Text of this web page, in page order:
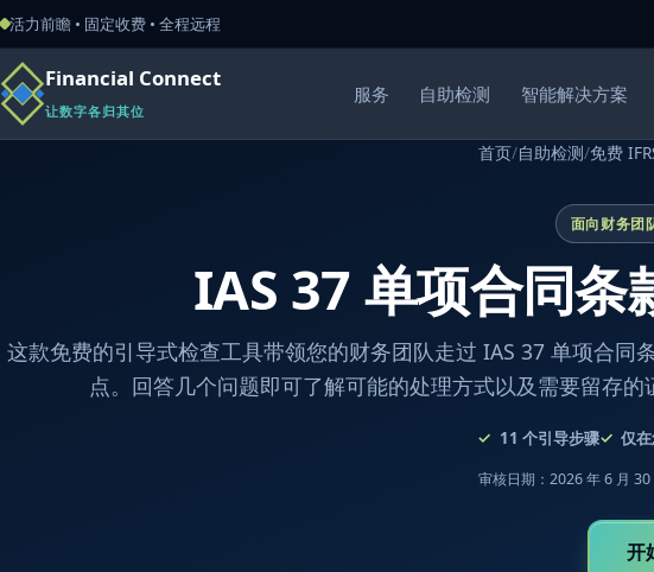
活力前瞻 • 固定收费 • 全程远程
Financial Connect
让数字各归其位
服务 自助检测 智能解决方案
首页/自助检测/免费
面向财务团
IAS 37 单项合同条
这款免费的引导式检查工具带领您的财务团队走过 IAS 37 单项合同
点。回答几个问题即可了解可能的处理方式以及需要留存的
11 个引导步骤 仅
审核日期：2026 年 6 月 30
开